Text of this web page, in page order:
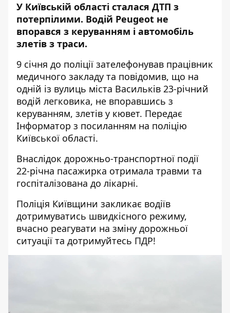
У Київській області сталася ДТП з
потерпілими. Водій Peugeot не
впорався з керуванням і автомобіль
злетів з траси.
9 січня до поліції зателефонував працівник
медичного закладу та повідомив, що на
одній із вулиць міста Васильків 23-річний
водій легковика, не впоравшись з
керуванням, злетів у кювет. Передає
Інформатор з посиланням на поліцію
Київської області.
Внаслідок дорожньо-транспортної події
22-річна пасажирка отримала травми та
госпіталізована до лікарні.
Поліція Київщини закликає водіїв
дотримуватись швидкісного режиму,
вчасно реагувати на зміну дорожньої
ситуації та дотримуйтесь ПДР!